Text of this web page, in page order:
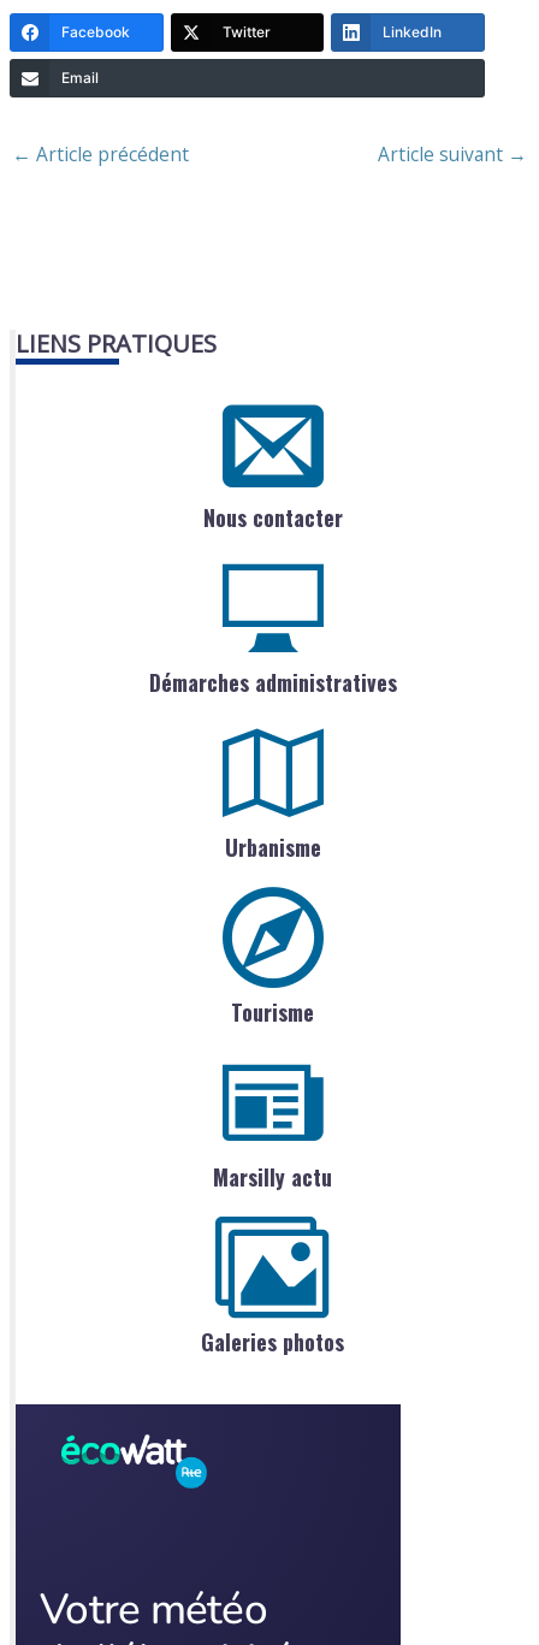
Facebook Twitter LinkedIn
Email
← Article précédent Article suivant →
LIENS PRATIQUES
Nous contacter
Démarches administratives
Urbanisme
Tourisme
Marsilly actu
Galeries photos